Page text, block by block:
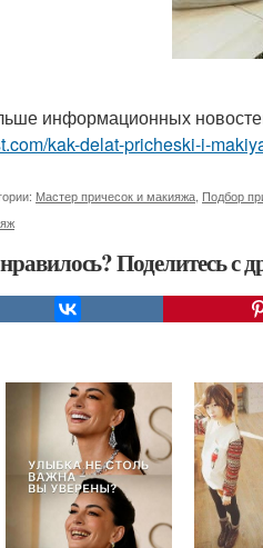
информационных
kak-delat-pricheski-i-
Мастер причесок и макияжа Подбор
Поделитесь с